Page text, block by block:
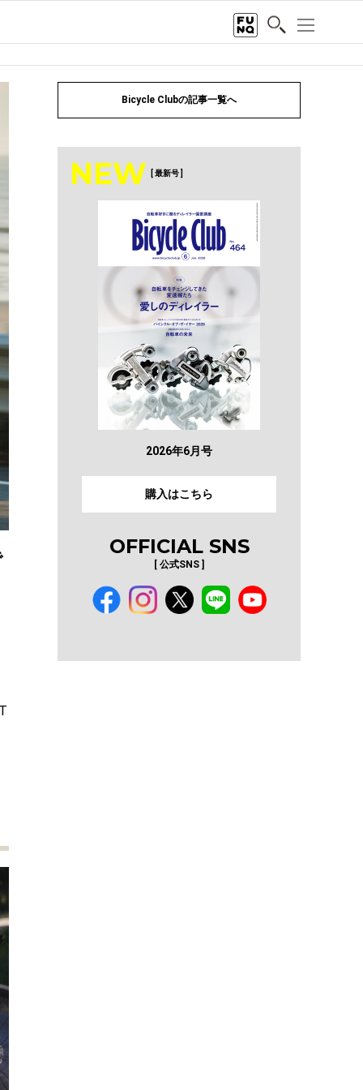
Bicycle Clubの記事一覧へ
NEW [ 最新号 ]
2026年6月号
購入はこちら
OFFICIAL SNS
[ 公式SNS ]